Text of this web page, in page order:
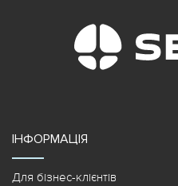
ІНФОРМАЦІЯ
Для бізнес-клієнтів